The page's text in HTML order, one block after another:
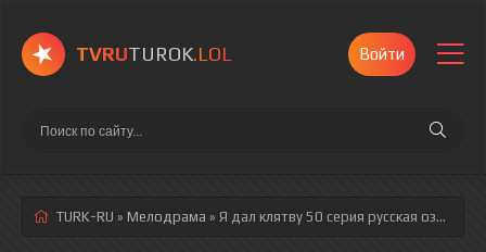
TVRUTUROK.LOL Войти
TURK-RU » Мелодрама » Я дал клятву 50 серия русская озвучка полностью смотреть онлайн!